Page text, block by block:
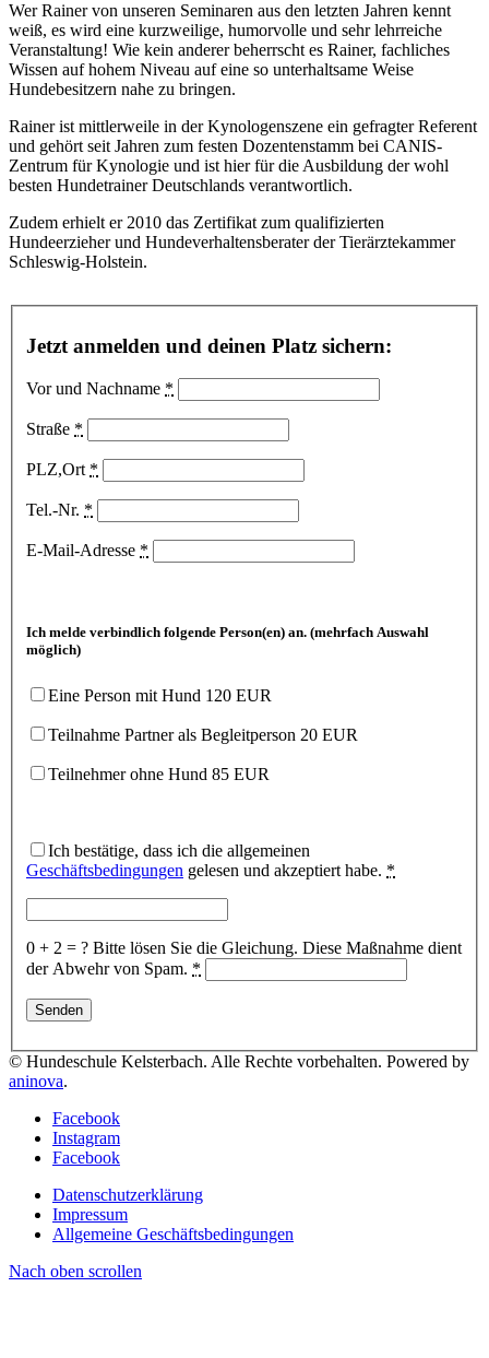
Wer Rainer von unseren Seminaren aus den letzten Jahren kennt
weiß, es wird eine kurzweilige, humorvolle und sehr lehrreiche
Veranstaltung! Wie kein anderer beherrscht es Rainer, fachliches
Wissen auf hohem Niveau auf eine so unterhaltsame Weise
Hundebesitzern nahe zu bringen.
Rainer ist mittlerweile in der Kynologenszene ein gefragter Referent
und gehört seit Jahren zum festen Dozentenstamm bei CANIS-
Zentrum für Kynologie und ist hier für die Ausbildung der wohl
besten Hundetrainer Deutschlands verantwortlich.
Zudem erhielt er 2010 das Zertifikat zum qualifizierten
Hundeerzieher und Hundeverhaltensberater der Tierärztekammer
Schleswig-Holstein.
Jetzt anmelden und deinen Platz sichern:
Vor und Nachname *
Straße *
PLZ,Ort *
Tel.-Nr. *
E-Mail-Adresse *
Ich melde verbindlich folgende Person(en) an. (mehrfach Auswahl
möglich)
Eine Person mit Hund 120 EUR
Teilnahme Partner als Begleitperson 20 EUR
Teilnehmer ohne Hund 85 EUR
Ich bestätige, dass ich die allgemeinen
Geschäftsbedingungen gelesen und akzeptiert habe. *
0 + 2 = ? Bitte lösen Sie die Gleichung. Diese Maßnahme dient
der Abwehr von Spam. *
© Hundeschule Kelsterbach. Alle Rechte vorbehalten. Powered by
aninova.
Facebook
Instagram
Facebook
Datenschutzerklärung
Impressum
Allgemeine Geschäftsbedingungen
Nach oben scrollen